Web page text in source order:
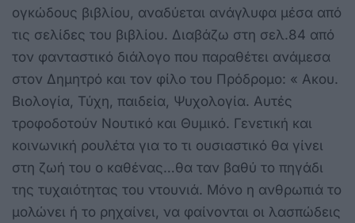
ογκώδους βιβλίου, αναδύεται ανάγλυφα μέσα από
τις σελίδες του βιβλίου. Διαβάζω στη σελ.84 από
τον φανταστικό διάλογο που παραθέτει ανάμεσα
στον Δημητρό και τον φίλο του Πρόδρομο: « Ακου.
Βιολογία, Τύχη, παιδεία, Ψυχολογία. Αυτές
τροφοδοτούν Νουτικό και Θυμικό. Γενετική και
κοινωνική ρουλέτα για το τι ουσιαστικό θα γίνει
στη ζωή του ο καθένας…θα ταν βαθύ το πηγάδι
της τυχαιότητας του ντουνιά. Μόνο η ανθρωπιά το
μολώνει ή το ρηχαίνει, να φαίνονται οι λασπώδεις